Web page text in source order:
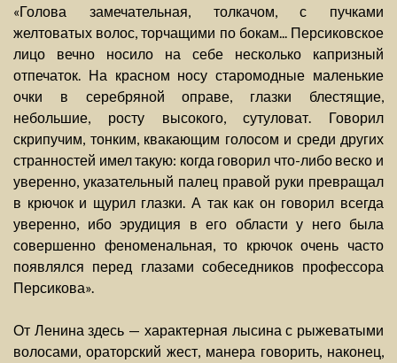
«Голова замечательная, толкачом, с пучками
желтоватых волос, торчащими по бокам... Персиковское
лицо вечно носило на себе несколько капризный
отпечаток. На красном носу старомодные маленькие
очки в серебряной оправе, глазки блестящие,
небольшие, росту высокого, сутуловат. Говорил
скрипучим, тонким, квакающим голосом и среди других
странностей имел такую: когда говорил что-либо веско и
уверенно, указательный палец правой руки превращал
в крючок и щурил глазки. А так как он говорил всегда
уверенно, ибо эрудиция в его области у него была
совершенно феноменальная, то крючок очень часто
появлялся перед глазами собеседников профессора
Персикова».
От Ленина здесь — характерная лысина с рыжеватыми
волосами, ораторский жест, манера говорить, наконец,